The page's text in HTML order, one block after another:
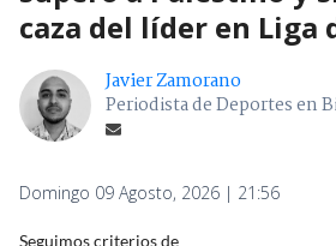
caza del líder en Liga
Javier Zamorano
Periodista de Deportes en
Domingo 09 Agosto, 2026 | 21:56
Seguimos criterios de